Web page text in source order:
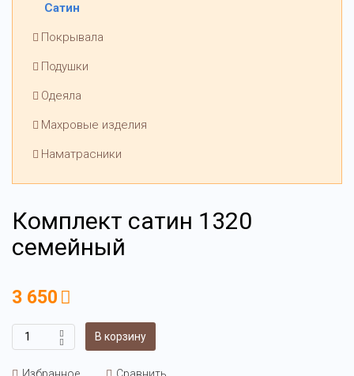
Сатин
Покрывала
Подушки
Одеяла
Махровые изделия
Наматрасники
Комплект сатин 1320
семейный
3 650
В корзину